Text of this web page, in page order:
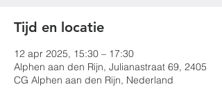
Tijd en locatie
12 apr 2025, 15:30 – 17:30
Alphen aan den Rijn, Julianastraat 69, 2405
CG Alphen aan den Rijn, Nederland